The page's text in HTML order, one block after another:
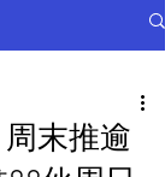
末推逾